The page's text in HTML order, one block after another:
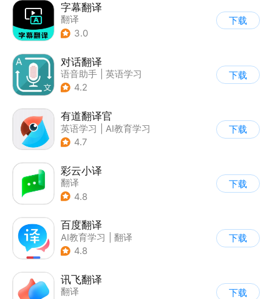
字幕翻译
翻译
3.0
下载
对话翻译
语音助手
英语学习
4.2
下载
有道翻译官
英语学习
AI教育学习
4.7
下载
彩云小译
翻译
4.8
下载
百度翻译
AI教育学习
翻译
4.8
下载
讯飞翻译
翻译
下载